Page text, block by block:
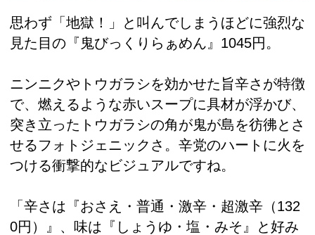
思わず「地獄！」と叫んでしまうほどに強烈な
見た目の『鬼びっくりらぁめん』1045円。
ニンニクやトウガラシを効かせた旨辛さが特徴
で、燃えるような赤いスープに具材が浮かび、
突き立ったトウガラシの角が鬼が島を彷彿とさ
せるフォトジェニックさ。辛党のハートに火を
つける衝撃的なビジュアルですね。
「辛さは『おさえ・普通・激辛・超激辛（132
0円）』、味は『しょうゆ・塩・みそ』と好み